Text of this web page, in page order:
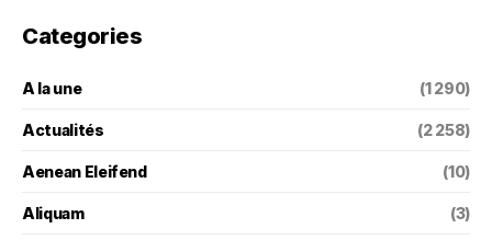
Categories
A la une (1 290)
Actualités (2 258)
Aenean Eleifend (10)
Aliquam (3)